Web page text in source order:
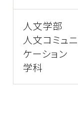
人文学部
人文コミュニ
ケーション
学科